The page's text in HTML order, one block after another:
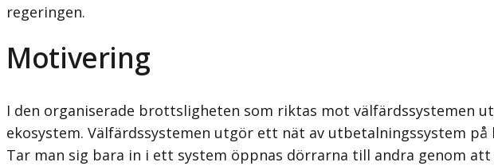
regeringen.
Motivering
I den organiserade brottsligheten som riktas mot
ekosystem. Välfärds­systemen utgör ett nät av utbetalningssystem
Tar man sig bara in i ett system öppnas dörrarna till andra genom